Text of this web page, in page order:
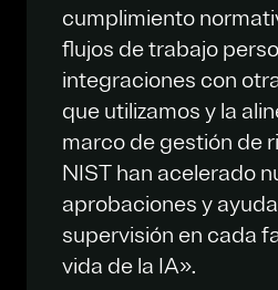
cumplimiento
flujos de trabajo
integraciones con
que utilizamos y la
marco de gestión de
NIST han acelerado
aprobaciones y
supervisión en cada
vida de la IA».